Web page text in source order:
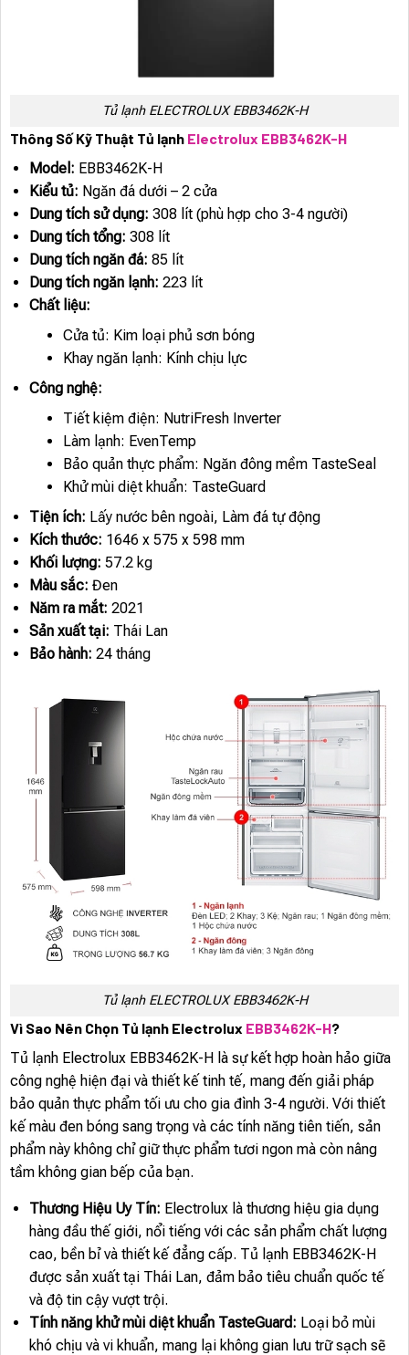
Tủ lạnh ELECTROLUX EBB3462K-H
Thông Số Kỹ Thuật Tủ lạnh Electrolux EBB3462K-H
Model: EBB3462K-H
Kiểu tủ: Ngăn đá dưới – 2 cửa
Dung tích sử dụng: 308 lít (phù hợp cho 3-4 người)
Dung tích tổng: 308 lít
Dung tích ngăn đá: 85 lít
Dung tích ngăn lạnh: 223 lít
Chất liệu:
Cửa tủ: Kim loại phủ sơn bóng
Khay ngăn lạnh: Kính chịu lực
Công nghệ:
Tiết kiệm điện: NutriFresh Inverter
Làm lạnh: EvenTemp
Bảo quản thực phẩm: Ngăn đông mềm TasteSeal
Khử mùi diệt khuẩn: TasteGuard
Tiện ích: Lấy nước bên ngoài, Làm đá tự động
Kích thước: 1646 x 575 x 598 mm
Khối lượng: 57.2 kg
Màu sắc: Đen
Năm ra mắt: 2021
Sản xuất tại: Thái Lan
Bảo hành: 24 tháng
Tủ lạnh ELECTROLUX EBB3462K-H
Vì Sao Nên Chọn Tủ lạnh Electrolux EBB3462K-H?
Tủ lạnh Electrolux EBB3462K-H là sự kết hợp hoàn hảo giữa
công nghệ hiện đại và thiết kế tinh tế, mang đến giải pháp
bảo quản thực phẩm tối ưu cho gia đình 3-4 người. Với thiết
kế màu đen bóng sang trọng và các tính năng tiên tiến, sản
phẩm này không chỉ giữ thực phẩm tươi ngon mà còn nâng
tầm không gian bếp của bạn.
Thương Hiệu Uy Tín: Electrolux là thương hiệu gia dụng
hàng đầu thế giới, nổi tiếng với các sản phẩm chất lượng
cao, bền bỉ và thiết kế đẳng cấp. Tủ lạnh EBB3462K-H
được sản xuất tại Thái Lan, đảm bảo tiêu chuẩn quốc tế
và độ tin cậy vượt trội.
Tính năng khử mùi diệt khuẩn TasteGuard: Loại bỏ mùi
khó chịu và vi khuẩn, mang lại không gian lưu trữ sạch sẽ